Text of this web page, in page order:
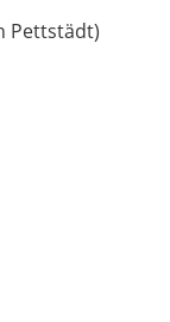
Pettstädt)